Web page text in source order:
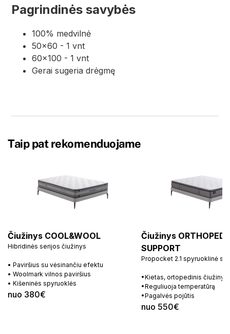
Pagrindinės savybės
100% medvilnė
50x60 - 1 vnt
60x100 - 1 vnt
Gerai sugeria drėgmę
Taip pat rekomenduojame
Čiužinys COOL&WOOL
Hibridinės serijos čiužinys
• Paviršius su vėsinančiu efektu
• Woolmark vilnos paviršius
• Kišeninės spyruoklės
nuo 380€
Čiužinys
SUPPORT
Propocket 2.1 spyruoklinė
•Kietas, ortopedinis čiužinys
•Reguliuoja temperatūrą
•Pagalvės pojūtis
nuo 550€